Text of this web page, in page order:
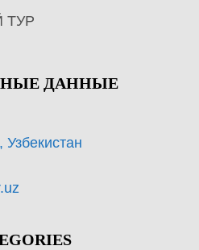
ТУР
ДАННЫЕ